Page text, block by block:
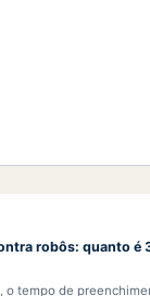
robôs: quanto é
o tempo de